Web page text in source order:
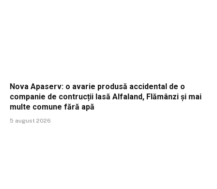
Nova Apaserv: o avarie produsă accidental de o
companie de contrucții lasă Alfaland, Flămânzi și mai
multe comune fără apă
5 august 2026